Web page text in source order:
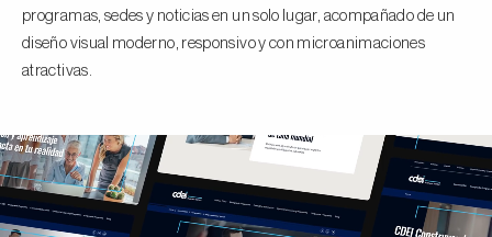
programas, sedes y noticias en un solo lugar, acompañado de un
diseño visual moderno, responsivo y con microanimaciones
atractivas.